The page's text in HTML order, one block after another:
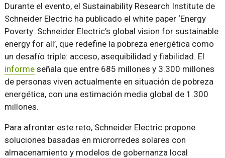
Durante el evento, el Sustainability Research Institute de
Schneider Electric ha publicado el white paper ‘Energy
Poverty: Schneider Electric’s global vision for sustainable
energy for all’, que redefine la pobreza energética como
un desafío triple: acceso, asequibilidad y fiabilidad. El
informeseñala que entre 685 millones y 3.300 millones
de personas viven actualmente en situación de pobreza
energética, con una estimación media global de 1.300
millones.
Para afrontar este reto, Schneider Electric propone
soluciones basadas en microrredes solares con
almacenamiento y modelos de gobernanza local